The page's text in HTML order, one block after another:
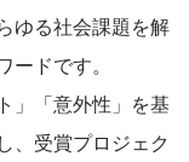
ゆる社会課題を解
ドです。
」「意外性」を基
、受賞プロジェク